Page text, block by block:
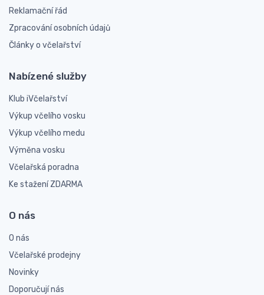
Reklamační řád
Zpracování osobních údajů
Články o včelařství
Nabízené služby
Klub iVčelařství
Výkup včelího vosku
Výkup včelího medu
Výměna vosku
Včelařská poradna
Ke stažení ZDARMA
O nás
O nás
Včelařské prodejny
Novinky
Doporučují nás